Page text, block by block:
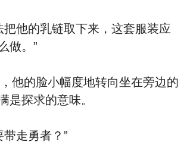
他的乳链取下来，这套服装应
做。”
他的脸小幅度地转向坐在旁边的
是探求的意味。
走勇者？”